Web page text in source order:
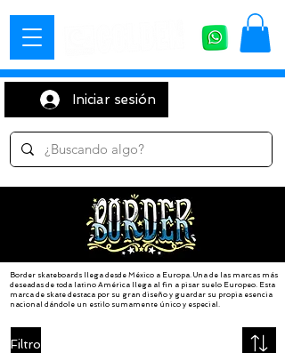
Iniciar sesión
Border skateboards llega desde México a Europa. Una de las marcas más
deseadas de toda latino América llega al fin a pisar suelo Europeo. Esta
marca de skate destaca por su gran diseño y guardar su propia esencia
nacional dándole un estilo sumamente único y especial.
Filtro